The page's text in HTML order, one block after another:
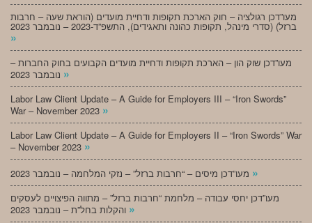
מעו”דכן רגולציה – חוק הארכת תקופות ודחיית מועדים (הוראת שעה – חרבות
ברזל) (סדרי מינהל, תקופות כהונה ותאגידים), התשפ”ד-2023 – נובמבר 2023
»
מעו”דכן שוק הון – הארכת תקופות ודחיית מועדים הקבועים בחוק החברות –
»
Labor Law Client Update – A Guide for Employers III – “Iron Swords”
War – November 2023 »
Labor Law Client Update – A Guide for Employers II – “Iron Swords” War
– November 2023 »
»
מעו”דכן יחסי עבודה – מלחמת “חרבות ברזל” – מתווה הפיצויים לעסקים
»